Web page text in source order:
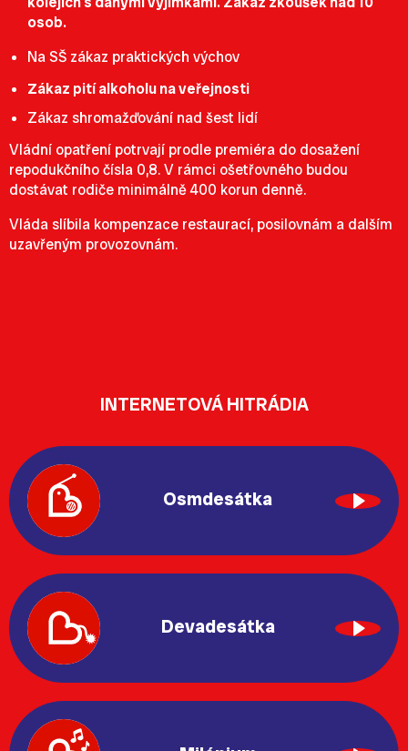
osob.
Na SŠ zákaz praktických výchov
Zákaz pití alkoholu na veřejnosti
Zákaz shromažďování nad šest lidí
Vládní opatření potrvají prodle premiéra do dosažení
repodukčního čísla 0,8. V rámci ošetřovného budou
dostávat rodiče minimálně 400 korun denně.
Vláda slíbila kompenzace restaurací, posilovnám a dalším
uzavřeným provozovnám.
INTERNETOVÁ HITRÁDIA
Osmdesátka
Devadesátka